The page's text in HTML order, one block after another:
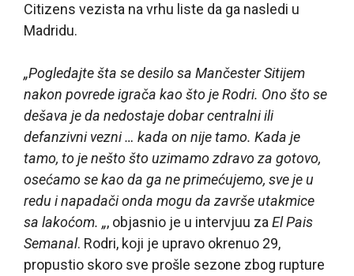
Citizens vezista na vrhu liste da ga nasledi u
Madridu.
„Pogledajte šta se desilo sa Mančester Sitijem
nakon povrede igrača kao što je Rodri. Ono što se
dešava je da nedostaje dobar centralni ili
defanzivni vezni … kada on nije tamo. Kada je
tamo, to je nešto što uzimamo zdravo za gotovo,
osećamo se kao da ga ne primećujemo, sve je u
redu i napadači onda mogu da završe utakmice
sa lakoćom. „, objasnio je u intervjuu za El Pais
Semanal. Rodri, koji je upravo okrenuo 29,
propustio skoro sve prošle sezone zbog rupture